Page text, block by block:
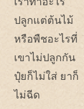
ปลูกแต่ต้นไม้
หรือพืชอะไรที่
เขาไม่ปลูกกัน
ปุ๋ยก็ไม่ใส่ ยาก็
ไม่ฉีด